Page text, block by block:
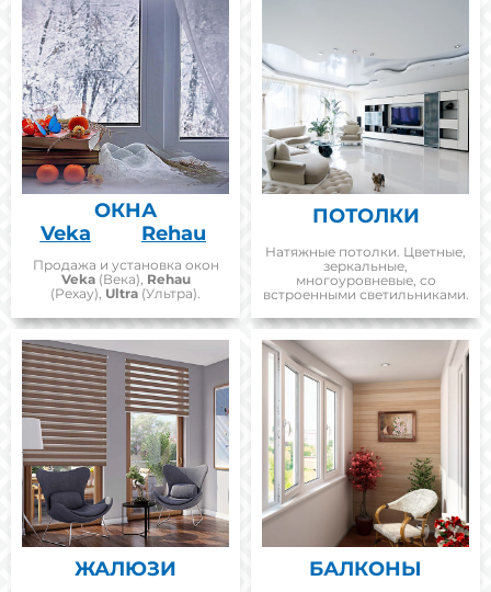
ОКНА
Veka
Rehau
Продажа и установка окон
Veka (Века), Rehau
(Рехау), Ultra (Ультра).
ПОТОЛКИ
Натяжные потолки. Цветные,
зеркальные,
многоуровневые, со
встроенными светильниками.
ЖАЛЮЗИ БАЛКОНЫ